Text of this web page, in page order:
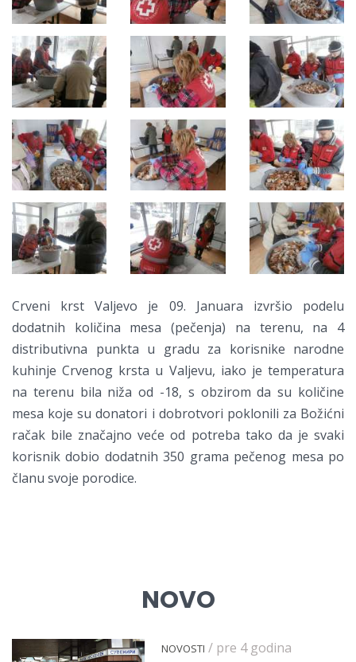
Crveni krst Valjevo je 09. Januara izvršio podelu
dodatnih količina mesa (pečenja) na terenu, na 4
distributivna punkta u gradu za korisnike narodne
kuhinje Crvenog krsta u Valjevu, iako je temperatura
na terenu bila niža od -18, s obzirom da su količine
mesa koje su donatori i dobrotvori poklonili za Božićni
račak bile značajno veće od potreba tako da je svaki
korisnik dobio dodatnih 350 grama pečenog mesa po
članu svoje porodice.
NOVO
NOVOSTI / pre 4 godina